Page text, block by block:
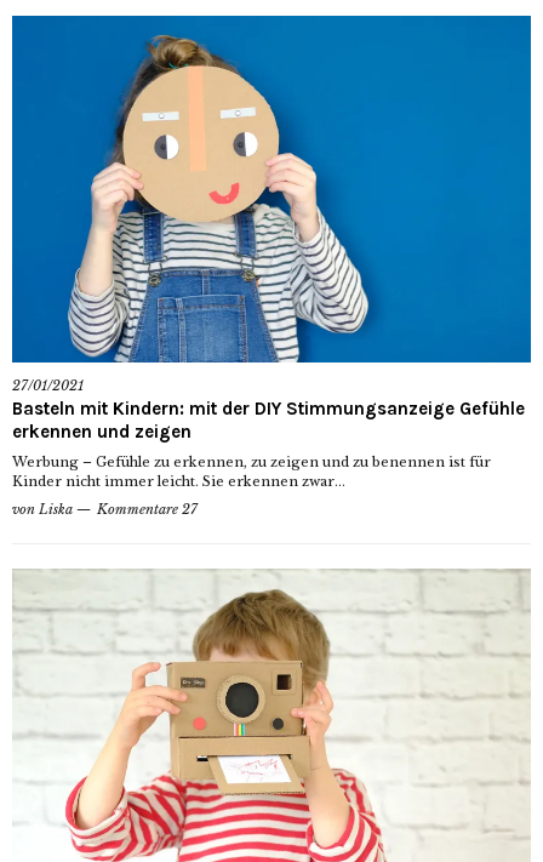
27/01/2021
Basteln mit Kindern: mit der DIY Stimmungsanzeige Gefühle
erkennen und zeigen
Werbung – Gefühle zu erkennen, zu zeigen und zu benennen ist für
Kinder nicht immer leicht. Sie erkennen zwar...
von Liska Kommentare 27